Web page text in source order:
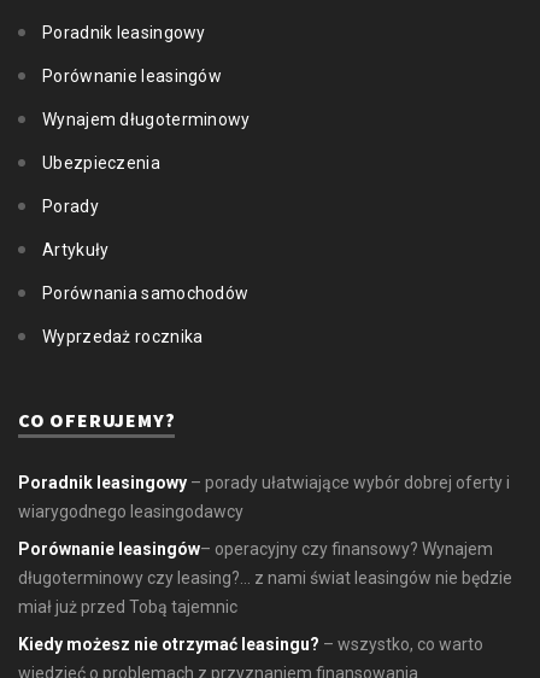
Poradnik leasingowy
Porównanie leasingów
Wynajem długoterminowy
Ubezpieczenia
Porady
Artykuły
Porównania samochodów
Wyprzedaż rocznika
CO OFERUJEMY?
Poradnik leasingowy – porady ułatwiające wybór dobrej oferty i
wiarygodnego leasingodawcy
Porównanie leasingów– operacyjny czy finansowy? Wynajem
długoterminowy czy leasing?... z nami świat leasingów nie będzie
miał już przed Tobą tajemnic
Kiedy możesz nie otrzymać leasingu? – wszystko, co warto
wiedzieć o problemach z przyznaniem finansowania